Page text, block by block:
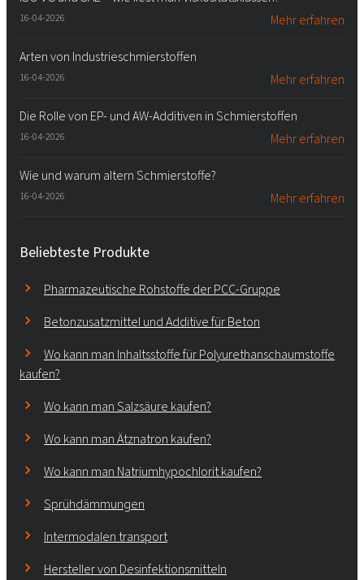
16-04-2026 Mehr erfahren
Arten von Industrieschmierstoffen
16-04-2026 Mehr erfahren
Die Rolle von EP- und AW-Additiven in Schmierstoffen
16-04-2026 Mehr erfahren
Wie und warum altern Schmierstoffe?
16-04-2026 Mehr erfahren
Beliebteste Produkte
Pharmazeutische Rohstoffe der PCC-Gruppe
Betonzusatzmittel und Additive für Beton
Wo kann man Inhaltsstoffe für Polyurethanschaumstoffe
kaufen?
Wo kann man Salzsäure kaufen?
Wo kann man Ätznatron kaufen?
Wo kann man Natriumhypochlorit kaufen?
Sprühdämmungen
Intermodalen transport
Hersteller von Desinfektionsmitteln